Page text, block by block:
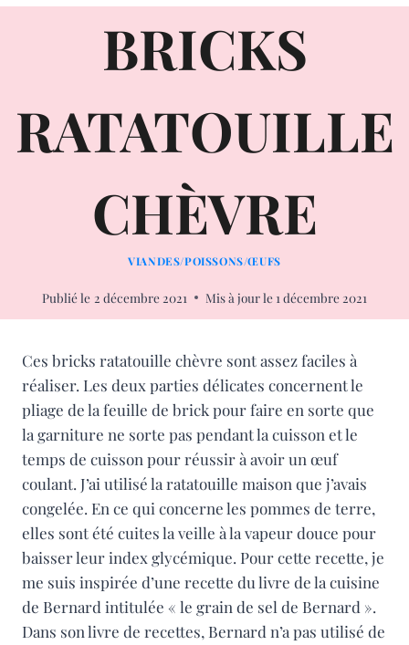
BRICKS
RATATOUILLE
CHÈVRE
VIANDES/POISSONS/ŒUFS
Publié le 2 décembre 2021 Mis à jour le 1 décembre 2021
Ces bricks ratatouille chèvre sont assez faciles à
réaliser. Les deux parties délicates concernent le
pliage de la feuille de brick pour faire en sorte que
la garniture ne sorte pas pendant la cuisson et le
temps de cuisson pour réussir à avoir un œuf
coulant. J’ai utilisé la ratatouille maison que j’avais
congelée. En ce qui concerne les pommes de terre,
elles sont été cuites la veille à la vapeur douce pour
baisser leur index glycémique. Pour cette recette, je
me suis inspirée d’une recette du livre de la cuisine
de Bernard intitulée « le grain de sel de Bernard ».
Dans son livre de recettes, Bernard n’a pas utilisé de